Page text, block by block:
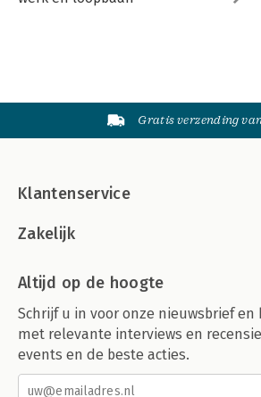
Gratis verzending
Klantenservice
Zakelijk
Altijd op de hoogte
Schrijf u in voor onze nieuwsbrief
met relevante interviews en
events en de beste acties.